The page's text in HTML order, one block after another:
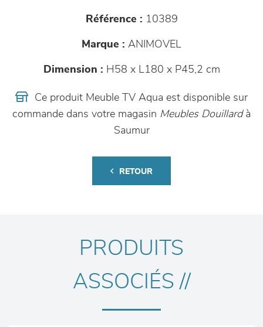
Référence : 10389
Marque : ANIMOVEL
Dimension : H58 x L180 x P45,2 cm
Ce produit Meuble TV Aqua est disponible sur
commande dans votre magasin Meubles Douillardà
Saumur
RETOUR
PRODUITS
ASSOCIÉS //